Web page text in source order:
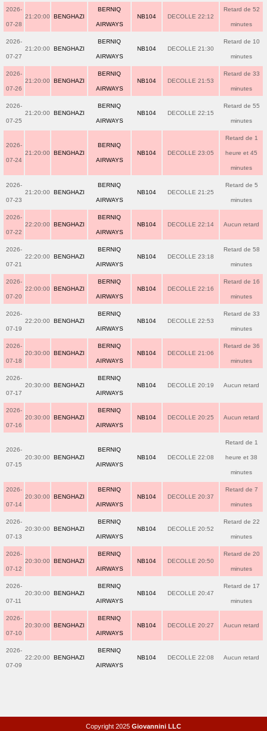
2026-
07-28
21:20:00 BENGHAZI
BERNIQ
AIRWAYS
NB104 DECOLLE 22:12
Retard de 52
minutes
2026-
07-27
21:20:00 BENGHAZI
BERNIQ
AIRWAYS
NB104 DECOLLE 21:30
Retard de 10
minutes
2026-
07-26
21:20:00 BENGHAZI
BERNIQ
AIRWAYS
NB104 DECOLLE 21:53
Retard de 33
minutes
2026-
07-25
21:20:00 BENGHAZI
BERNIQ
AIRWAYS
NB104 DECOLLE 22:15
Retard de 55
minutes
2026-
07-24
21:20:00 BENGHAZI
BERNIQ
AIRWAYS
NB104 DECOLLE 23:05
Retard de 1
heure et 45
minutes
2026-
07-23
21:20:00 BENGHAZI
BERNIQ
AIRWAYS
NB104 DECOLLE 21:25
Retard de 5
minutes
2026-
07-22
22:20:00 BENGHAZI
BERNIQ
AIRWAYS
NB104 DECOLLE 22:14 Aucun retard
2026-
07-21
22:20:00 BENGHAZI
BERNIQ
AIRWAYS
NB104 DECOLLE 23:18
Retard de 58
minutes
2026-
07-20
22:00:00 BENGHAZI
BERNIQ
AIRWAYS
NB104 DECOLLE 22:16
Retard de 16
minutes
2026-
07-19
22:20:00 BENGHAZI
BERNIQ
AIRWAYS
NB104 DECOLLE 22:53
Retard de 33
minutes
2026-
07-18
20:30:00 BENGHAZI
BERNIQ
AIRWAYS
NB104 DECOLLE 21:06
Retard de 36
minutes
2026-
07-17
20:30:00 BENGHAZI
BERNIQ
AIRWAYS
NB104 DECOLLE 20:19 Aucun retard
2026-
07-16
20:30:00 BENGHAZI
BERNIQ
AIRWAYS
NB104 DECOLLE 20:25 Aucun retard
2026-
07-15
20:30:00 BENGHAZI
BERNIQ
AIRWAYS
NB104 DECOLLE 22:08
Retard de 1
heure et 38
minutes
2026-
07-14
20:30:00 BENGHAZI
BERNIQ
AIRWAYS
NB104 DECOLLE 20:37
Retard de 7
minutes
2026-
07-13
20:30:00 BENGHAZI
BERNIQ
AIRWAYS
NB104 DECOLLE 20:52
Retard de 22
minutes
2026-
07-12
20:30:00 BENGHAZI
BERNIQ
AIRWAYS
NB104 DECOLLE 20:50
Retard de 20
minutes
2026-
07-11
20:30:00 BENGHAZI
BERNIQ
AIRWAYS
NB104 DECOLLE 20:47
Retard de 17
minutes
2026-
07-10
20:30:00 BENGHAZI
BERNIQ
AIRWAYS
NB104 DECOLLE 20:27 Aucun retard
2026-
07-09
22:20:00 BENGHAZI
BERNIQ
AIRWAYS
NB104 DECOLLE 22:08 Aucun retard
Copyright 2025 Giovannini LLC